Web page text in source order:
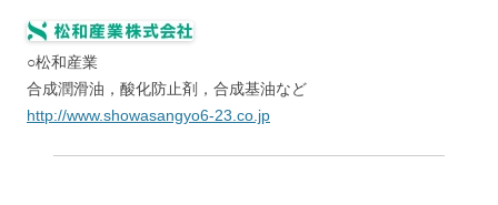
○松和産業
合成潤滑油，酸化防止剤，合成基油など
http://www.showasangyo6-23.co.jp